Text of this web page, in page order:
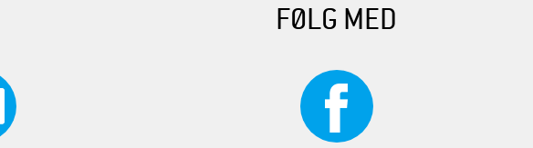
FØLG MED